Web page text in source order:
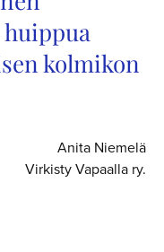
kolmikon
Anita Niemelä
Virkisty Vapaalla ry.